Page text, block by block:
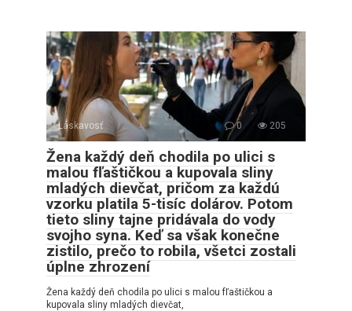
Láskavosť 0 205
Žena každý deň chodila po ulici s
malou fľaštičkou a kupovala sliny
mladých dievčat, pričom za každú
vzorku platila 5-tisíc dolárov. Potom
tieto sliny tajne pridávala do vody
svojho syna. Keď sa však konečne
zistilo, prečo to robila, všetci zostali
úplne zhrození
Žena každý deň chodila po ulici s malou fľaštičkou a
kupovala sliny mladých dievčat,